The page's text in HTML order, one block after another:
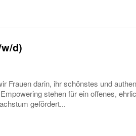
d)
Frauen darin, ihr schönstes und
stehen für ein offenes,
gefördert...